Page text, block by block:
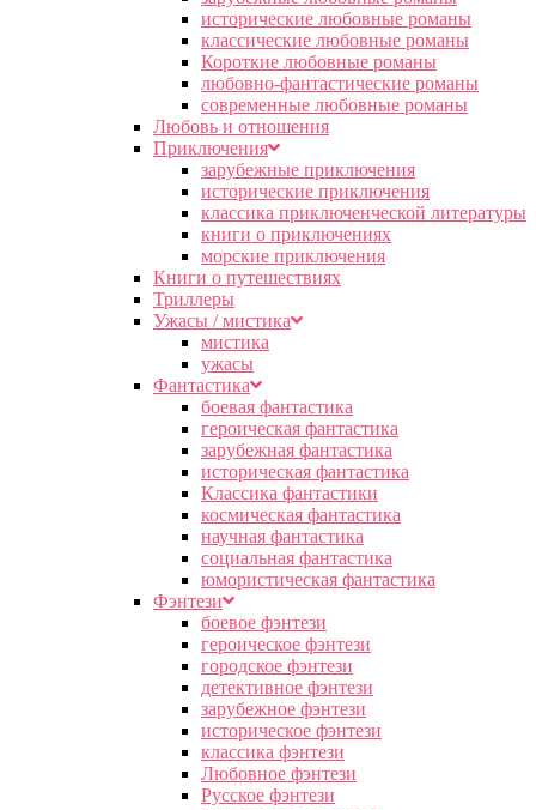
исторические любовные романы
классические любовные романы
Короткие любовные романы
любовно-фантастические романы
современные любовные романы
Любовь и отношения
Приключения
зарубежные приключения
исторические приключения
классика приключенческой литературы
книги о приключениях
морские приключения
Книги о путешествиях
Триллеры
Ужасы / мистика
мистика
ужасы
Фантастика
боевая фантастика
героическая фантастика
зарубежная фантастика
историческая фантастика
Классика фантастики
космическая фантастика
научная фантастика
социальная фантастика
юмористическая фантастика
Фэнтези
боевое фэнтези
героическое фэнтези
городское фэнтези
детективное фэнтези
зарубежное фэнтези
историческое фэнтези
классика фэнтези
Любовное фэнтези
Русское фэнтези